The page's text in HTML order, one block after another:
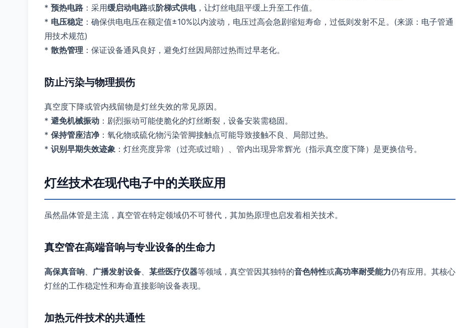
* 预热电路 ：采用缓启动电路或阶梯式供电，让灯丝电阻平缓上升至工作值。
* 电压稳定 ：确保供电电压在额定值±10%以内波动，电压过高会急剧缩短寿命，过低则发射不足。(来源：电子管通
用技术规范)
* 散热管理 ：保证设备通风良好，避免灯丝因局部过热而过早老化。
防止污染与物理损伤
真空度下降或管内残留物是灯丝失效的常见原因。
* 避免机械振动 ：剧烈振动可能使脆化的灯丝断裂，设备安装需稳固。
* 保持管座洁净 ：氧化物或硫化物污染管脚接触点可能导致接触不良、局部过热。
* 识别早期失效迹象 ：灯丝亮度异常（过亮或过暗）、管内出现异常辉光（指示真空度下降）是更换信号。
灯丝技术在现代电子中的关联应用
虽然晶体管是主流，真空管在特定领域仍不可替代，其加热原理也启发着相关技术。
真空管在高端音响与专业设备的生命力
高保真音响、 广播发射设备、 某些医疗仪器等领域，真空管因其独特的音色特性或高功率耐受能力仍有应用。其核心
灯丝的工作稳定性和寿命直接影响设备表现。
加热元件技术的共通性